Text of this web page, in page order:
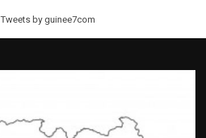
Tweets by guinee7com